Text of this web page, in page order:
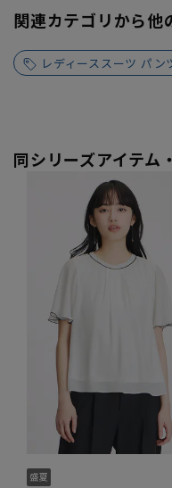
関連カテゴリから他
レディーススーツ パン
同シリーズアイテム